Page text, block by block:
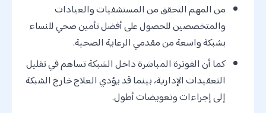
من المهم التحقق من المستشفيات والعيادات
والمتخصصين للحصول على أفضل تأمين صحي للنساء
بشبكة واسعة من مقدمي الرعاية الصحية.
كما أن الفوترة المباشرة داخل الشبكة تساهم في تقليل
التعقيدات الإدارية، بينما قد يؤدي العلاج خارج الشبكة
إلى إجراءات وتعويضات أطول.